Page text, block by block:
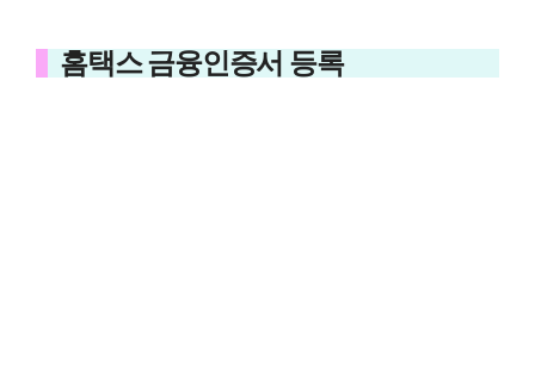
홈택스 금융인증서 등록